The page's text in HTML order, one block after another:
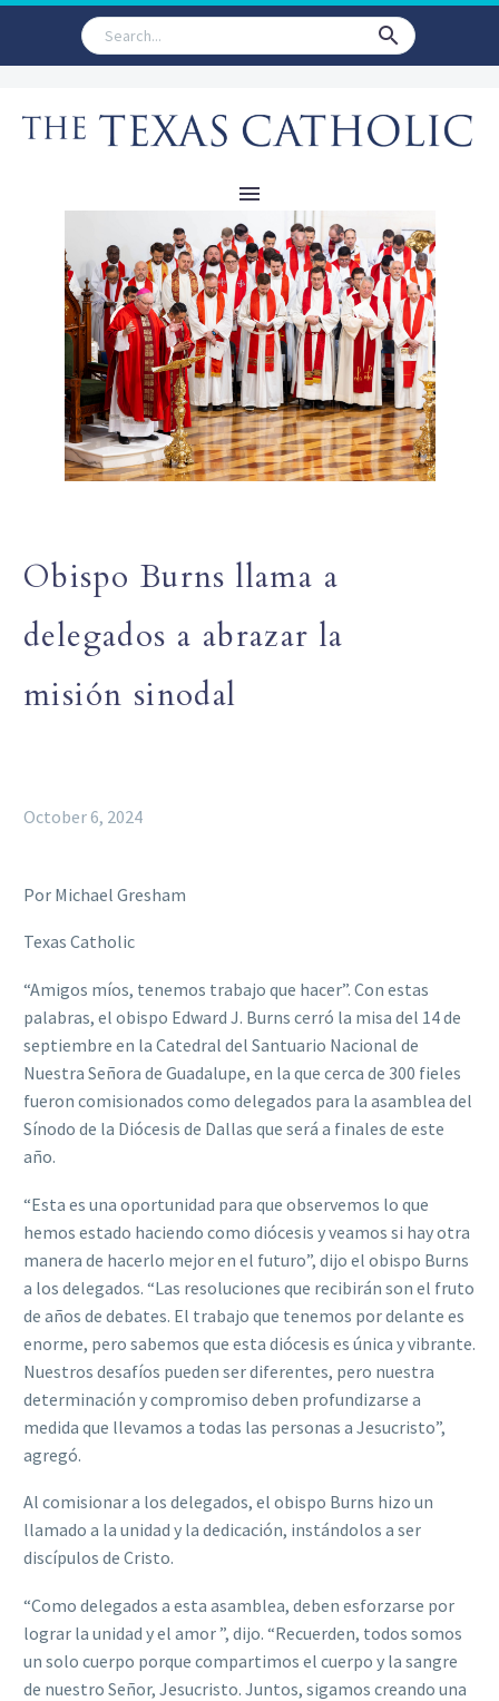
Obispo Burns llama a
delegados a abrazar la
misión sinodal
October 6, 2024
Por Michael Gresham
Texas Catholic
“Amigos míos, tenemos trabajo que hacer”. Con estas
palabras, el obispo Edward J. Burns cerró la misa del 14 de
septiembre en la Catedral del Santuario Nacional de
Nuestra Señora de Guadalupe, en la que cerca de 300 fieles
fueron comisionados como delegados para la asamblea del
Sínodo de la Diócesis de Dallas que será a finales de este
año.
“Esta es una oportunidad para que observemos lo que
hemos estado haciendo como diócesis y veamos si hay otra
manera de hacerlo mejor en el futuro”, dijo el obispo Burns
a los delegados. “Las resoluciones que recibirán son el fruto
de años de debates. El trabajo que tenemos por delante es
enorme, pero sabemos que esta diócesis es única y vibrante.
Nuestros desafíos pueden ser diferentes, pero nuestra
determinación y compromiso deben profundizarse a
medida que llevamos a todas las personas a Jesucristo”,
agregó.
Al comisionar a los delegados, el obispo Burns hizo un
llamado a la unidad y la dedicación, instándolos a ser
discípulos de Cristo.
“Como delegados a esta asamblea, deben esforzarse por
lograr la unidad y el amor ”, dijo. “Recuerden, todos somos
un solo cuerpo porque compartimos el cuerpo y la sangre
de nuestro Señor, Jesucristo. Juntos, sigamos creando una